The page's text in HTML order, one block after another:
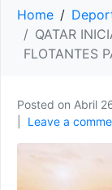
Home
QATAR
FLOTANTES
Posted on Abril
Leave a